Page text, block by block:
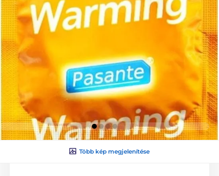
Több kép megjelenítése